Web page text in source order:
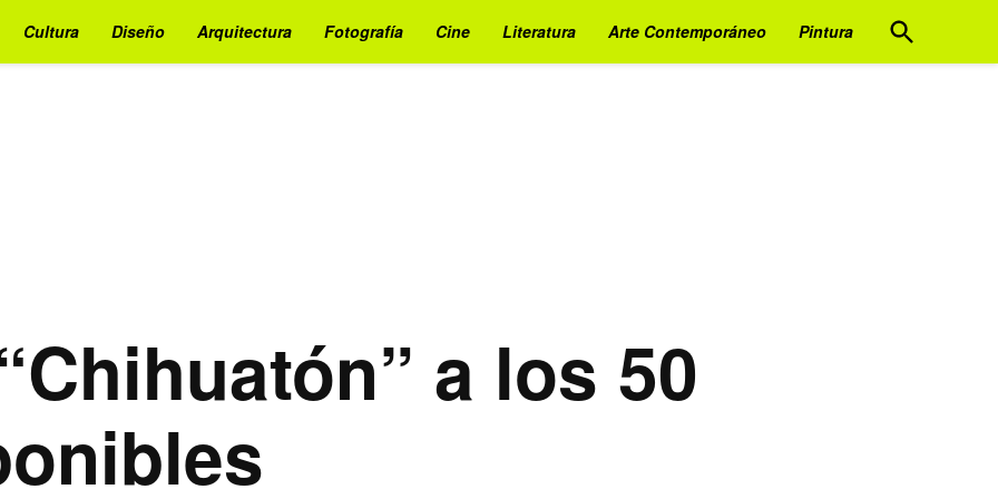
Cultura Diseño Arquitectura Fotografía Cine Literatura Arte Contemporáneo Pintura
Open
Search
a los 50